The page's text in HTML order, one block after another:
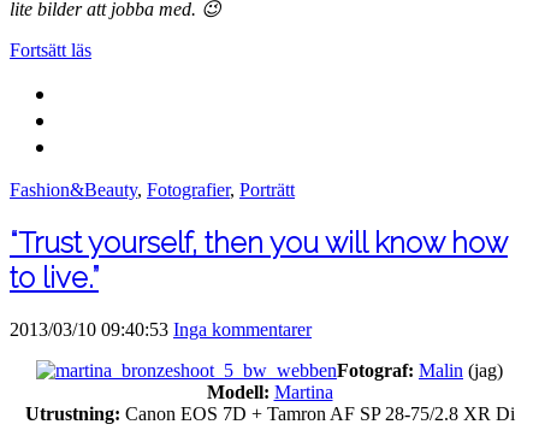
lite bilder att jobba med. 😉
Fortsätt läs
Fashion&Beauty, Fotografier, Porträtt
“Trust yourself, then you will know how
to live.”
2013/03/10 09:40:53 Inga kommentarer
Fotograf: Malin (jag)
Modell: Martina
Utrustning: Canon EOS 7D + Tamron AF SP 28-75/2.8 XR Di